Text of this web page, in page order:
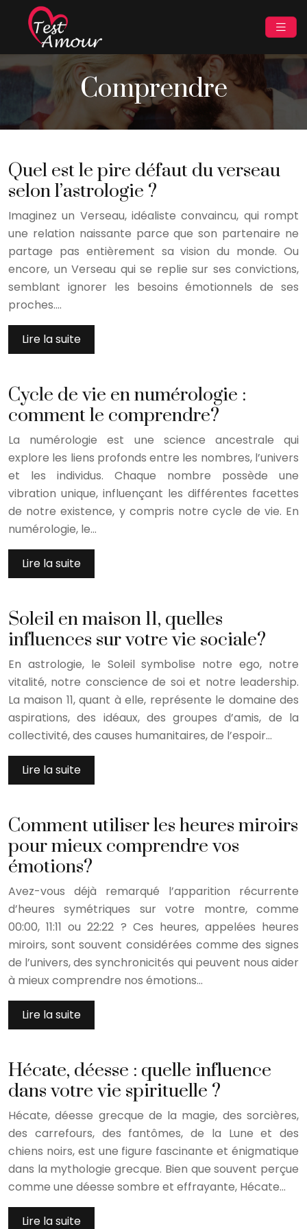
Comprendre
Quel est le pire défaut du verseau
selon l’astrologie ?
Imaginez un Verseau, idéaliste convaincu, qui rompt
une relation naissante parce que son partenaire ne
partage pas entièrement sa vision du monde. Ou
encore, un Verseau qui se replie sur ses convictions,
semblant ignorer les besoins émotionnels de ses
proches….
Lire la suite
Cycle de vie en numérologie :
comment le comprendre?
La numérologie est une science ancestrale qui
explore les liens profonds entre les nombres, l’univers
et les individus. Chaque nombre possède une
vibration unique, influençant les différentes facettes
de notre existence, y compris notre cycle de vie. En
numérologie, le…
Lire la suite
Soleil en maison 11, quelles
influences sur votre vie sociale?
En astrologie, le Soleil symbolise notre ego, notre
vitalité, notre conscience de soi et notre leadership.
La maison 11, quant à elle, représente le domaine des
aspirations, des idéaux, des groupes d’amis, de la
collectivité, des causes humanitaires, de l’espoir…
Lire la suite
Comment utiliser les heures miroirs
pour mieux comprendre vos
émotions?
Avez-vous déjà remarqué l’apparition récurrente
d’heures symétriques sur votre montre, comme
00:00, 11:11 ou 22:22 ? Ces heures, appelées heures
miroirs, sont souvent considérées comme des signes
de l’univers, des synchronicités qui peuvent nous aider
à mieux comprendre nos émotions…
Lire la suite
Hécate, déesse : quelle influence
dans votre vie spirituelle ?
Hécate, déesse grecque de la magie, des sorcières,
des carrefours, des fantômes, de la Lune et des
chiens noirs, est une figure fascinante et énigmatique
dans la mythologie grecque. Bien que souvent perçue
comme une déesse sombre et effrayante, Hécate…
Lire la suite